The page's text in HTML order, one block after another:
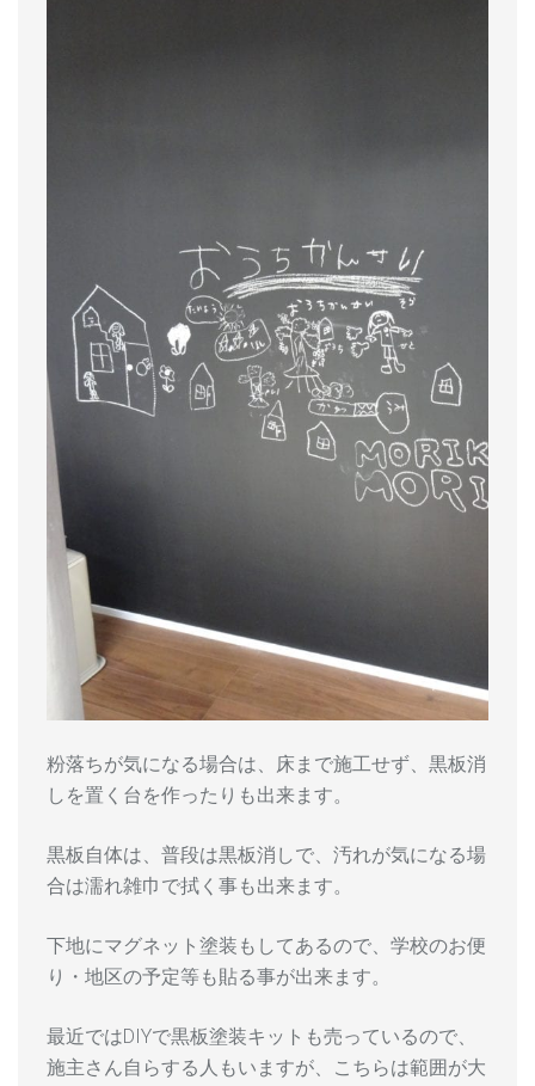
粉落ちが気になる場合は、床まで施工せず、黒板消
しを置く台を作ったりも出来ます。
黒板自体は、普段は黒板消しで、汚れが気になる場
合は濡れ雑巾で拭く事も出来ます。
下地にマグネット塗装もしてあるので、学校のお便
り・地区の予定等も貼る事が出来ます。
最近ではDIYで黒板塗装キットも売っているので、
施主さん自らする人もいますが、こちらは範囲が大